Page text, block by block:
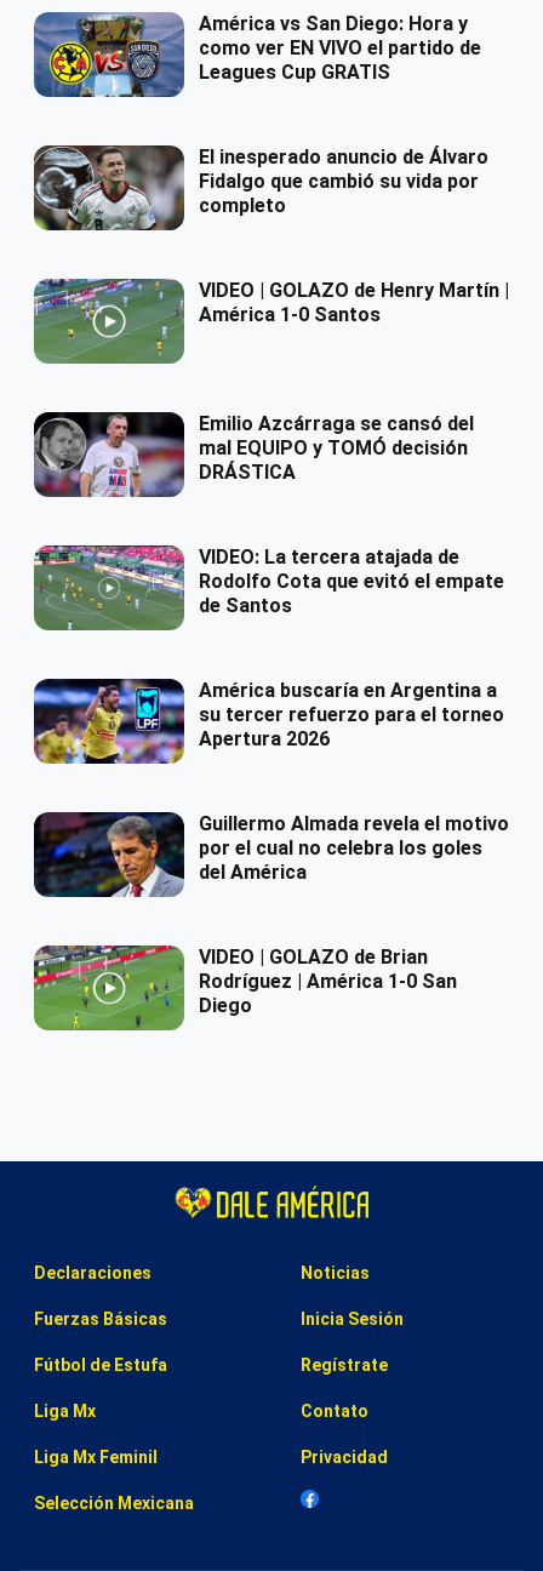
América vs San Diego: Hora y
como ver EN VIVO el partido de
Leagues Cup GRATIS
El inesperado anuncio de Álvaro
Fidalgo que cambió su vida por
completo
VIDEO | GOLAZO de Henry Martín |
América 1-0 Santos
Emilio Azcárraga se cansó del
mal EQUIPO y TOMÓ decisión
DRÁSTICA
VIDEO: La tercera atajada de
Rodolfo Cota que evitó el empate
de Santos
América buscaría en Argentina a
su tercer refuerzo para el torneo
Apertura 2026
Guillermo Almada revela el motivo
por el cual no celebra los goles
del América
VIDEO | GOLAZO de Brian
Rodríguez | América 1-0 San
Diego
Declaraciones
Fuerzas Básicas
Fútbol de Estufa
Liga Mx
Liga Mx Feminil
Selección Mexicana
Noticias
Inicia Sesión
Regístrate
Contato
Privacidad